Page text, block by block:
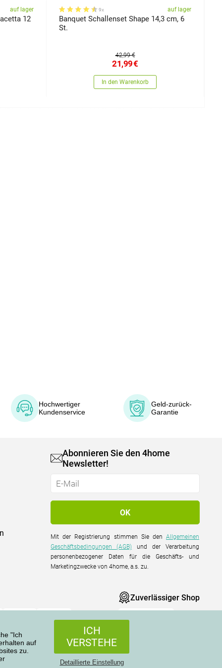
"Ich
auf
zu.
ICH
VERSTEHE
Detaillierte Einstellung
auf lager
12
9x auf lager
Banquet Schallenset Shape 14,3 cm, 6
St.
42,99 €
21,99€
In den Warenkorb
Hochwertiger
Kundenservice
Geld-zurück-
Garantie
Abonnieren Sie den 4home
Newsletter!
Mit der Registrierung stimmen Sie denAllgemeinen
Geschäftsbedingungen (AGB) und der Verarbeitung
personenbezogener Daten für die Geschäfts- und
Marketingzwecke von 4home, a.s. zu.
Zuverlässiger Shop
Alle Rechte vorbehalten © 2004-2026 4home, a.s.